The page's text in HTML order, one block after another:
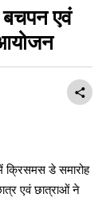
एवं
क्रिसमस डे समारोह
एवं छात्राओं ने